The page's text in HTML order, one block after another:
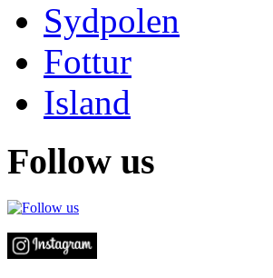
Sydpolen
Fottur
Island
Follow us